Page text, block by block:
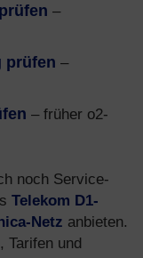
–
prüfen –
– früher o2-
noch Service-
Telekom D1-
Netz anbieten.
Tarifen und